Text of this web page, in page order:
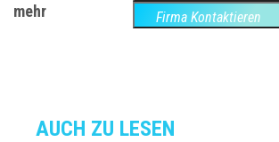
mehr
Website
Firma Kontaktieren
AUCH ZU LESEN